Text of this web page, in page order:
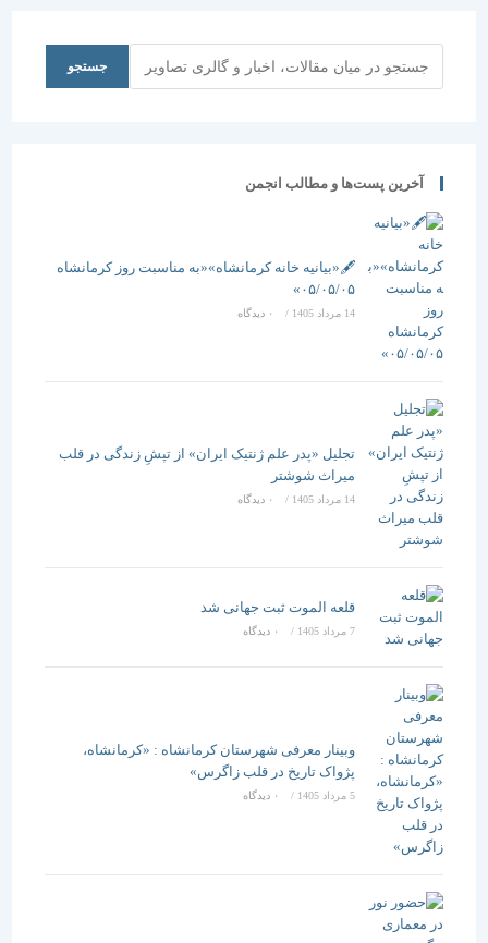
اقتصاد
بستگي دارد
جستجو
آخرین پست‌ها و مطالب انجمن
🖋️«بیانیه خانه کرمانشاه»«به مناسبت روز کرمانشاه
۰۵/۰۵/۰۵»
/ ۰ دیدگاه
تجلیل «پدر علم ژنتیک ایران» از تپشِ زندگی در قلب
میراث شوشتر
14 مرداد 1405 / ۰ دیدگاه
قلعه الموت ثبت جهانی شد
/ ۰ دیدگاه
وبینار معرفی شهرستان کرمانشاه : «کرمانشاه،
پژواک تاریخ در قلب زاگرس»
5 مرداد 1405 / ۰ دیدگاه